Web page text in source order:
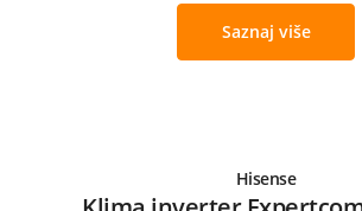
Saznaj više
Hisense